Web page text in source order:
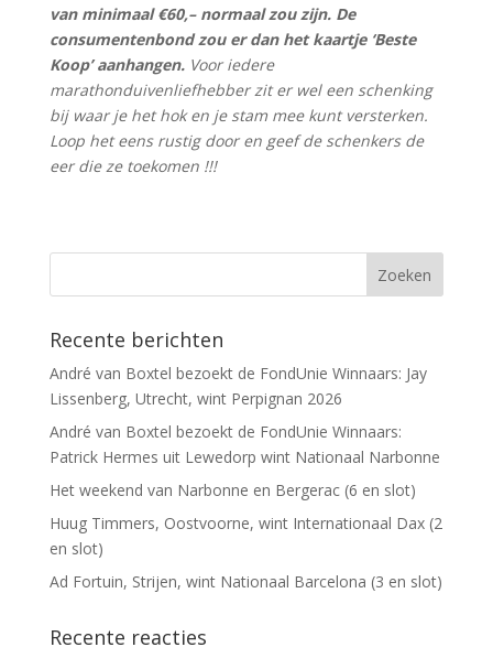
van minimaal €60,– normaal zou zijn. De
consumentenbond zou er dan het kaartje ‘Beste
Koop’ aanhangen. Voor iedere
marathonduivenliefhebber zit er wel een schenking
bij waar je het hok en je stam mee kunt versterken.
Loop het eens rustig door en geef de schenkers de
eer die ze toekomen !!!
Recente berichten
André van Boxtel bezoekt de FondUnie Winnaars: Jay
Lissenberg, Utrecht, wint Perpignan 2026
André van Boxtel bezoekt de FondUnie Winnaars:
Patrick Hermes uit Lewedorp wint Nationaal Narbonne
Het weekend van Narbonne en Bergerac (6 en slot)
Huug Timmers, Oostvoorne, wint Internationaal Dax (2
en slot)
Ad Fortuin, Strijen, wint Nationaal Barcelona (3 en slot)
Recente reacties